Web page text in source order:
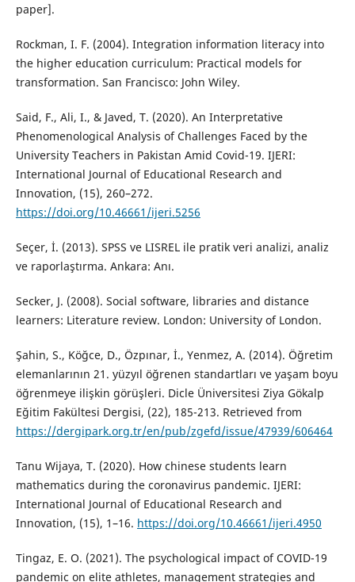
paper].
Rockman, I. F. (2004). Integration information literacy into
the higher education curriculum: Practical models for
transformation. San Francisco: John Wiley.
Said, F., Ali, I., & Javed, T. (2020). An Interpretative
Phenomenological Analysis of Challenges Faced by the
University Teachers in Pakistan Amid Covid-19. IJERI:
International Journal of Educational Research and
Innovation, (15), 260–272.
https://doi.org/10.46661/ijeri.5256
Seçer, İ. (2013). SPSS ve LISREL ile pratik veri analizi, analiz
ve raporlaştırma. Ankara: Anı.
Secker, J. (2008). Social software, libraries and distance
learners: Literature review. London: University of London.
Şahin, S., Köğce, D., Özpınar, İ., Yenmez, A. (2014). Öğretim
elemanlarının 21. yüzyıl öğrenen standartları ve yaşam boyu
öğrenmeye ilişkin görüşleri. Dicle Üniversitesi Ziya Gökalp
Eğitim Fakültesi Dergisi, (22), 185-213. Retrieved from
https://dergipark.org.tr/en/pub/zgefd/issue/47939/606464
Tanu Wijaya, T. (2020). How chinese students learn
mathematics during the coronavirus pandemic. IJERI:
International Journal of Educational Research and
Innovation, (15), 1–16. https://doi.org/10.46661/ijeri.4950
Tingaz, E. O. (2021). The psychological impact of COVID-19
pandemic on elite athletes, management strategies and